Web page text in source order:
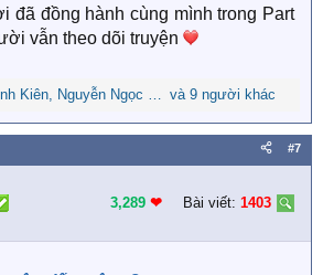
đã đồng hành cùng mình trong Part
vẫn theo dõi truyện
Kiên, Nguyễn Ngọc Nguyên ,LỤC TIỂU HỒNG
và 9 người khác
#7
3,289 ❤︎ Bài viết: 1403